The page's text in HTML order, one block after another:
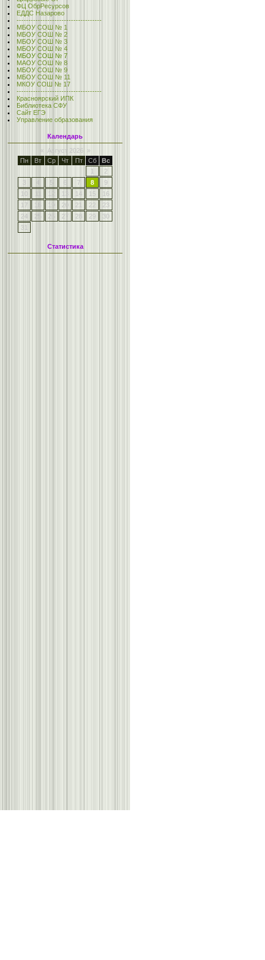
ФЦ ОбрРесурсов
ЕДДС Назарово
------------------------------------
МБОУ СОШ № 1
МБОУ СОШ № 2
МБОУ СОШ № 3
МБОУ СОШ № 4
МБОУ СОШ № 7
МАОУ СОШ № 8
МБОУ СОШ № 9
МБОУ СОШ № 11
МКОУ СОШ № 17
------------------------------------
Красноярский ИПК
Библиотека СФУ
Сайт ЕГЭ
Управление образования
Календарь
«
Август 2026
»
Пн
Вт Ср Чт Пт Сб
Вс
1
2
3
4 5 6 7 8
9
10
11 12 13 14 15
16
17
18 19 20 21 22
23
24
25 26 27 28 29
30
31
Статистика